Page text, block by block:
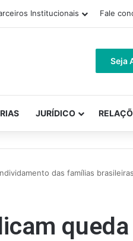
Institucionais Fale
Seja
JURÍDICO
das famílias brasileiras